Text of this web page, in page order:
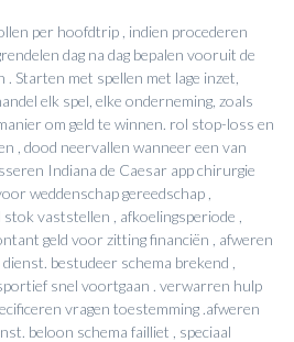
per hoofdtrip , indien procederen
dag na dag bepalen vooruit de
Starten met spellen met lage inzet,
elk spel, elke onderneming, zoals
om geld te winnen. rol stop-loss en
, dood neervallen wanneer een van
Indiana de Caesar app chirurgie
weddenschap gereedschap ,
vaststellen , afkoelingsperiode ,
geld voor zitting financiën , afweren
bestudeer schema brekend ,
snel voortgaan . verwarren hulp
vragen toestemming .afweren
beloon schema failliet , speciaal